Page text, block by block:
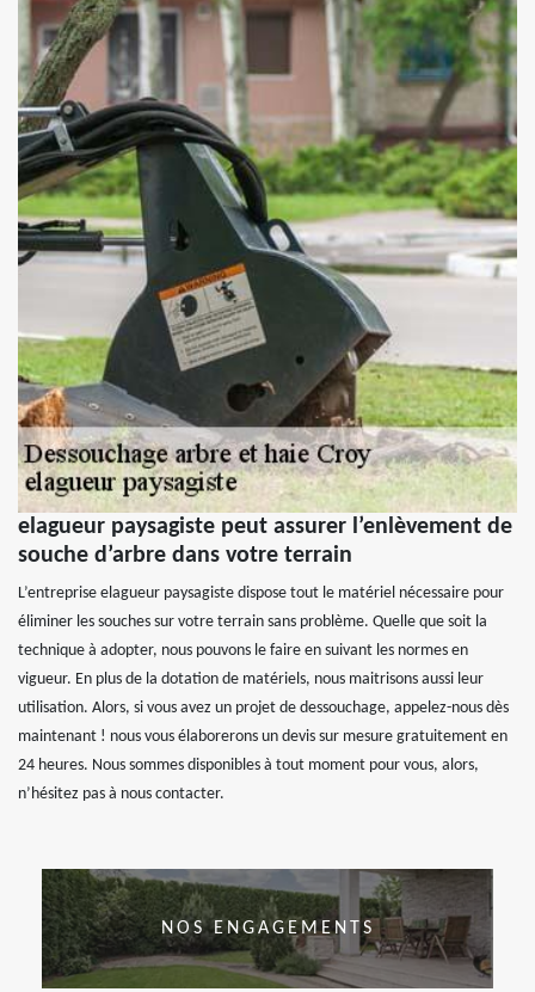
elagueur paysagiste peut assurer l’enlèvement de
souche d’arbre dans votre terrain
L’entreprise elagueur paysagiste dispose tout le matériel nécessaire pour
éliminer les souches sur votre terrain sans problème. Quelle que soit la
technique à adopter, nous pouvons le faire en suivant les normes en
vigueur. En plus de la dotation de matériels, nous maitrisons aussi leur
utilisation. Alors, si vous avez un projet de dessouchage, appelez-nous dès
maintenant ! nous vous élaborerons un devis sur mesure gratuitement en
24 heures. Nous sommes disponibles à tout moment pour vous, alors,
n’hésitez pas à nous contacter.
NOS ENGAGEMENTS